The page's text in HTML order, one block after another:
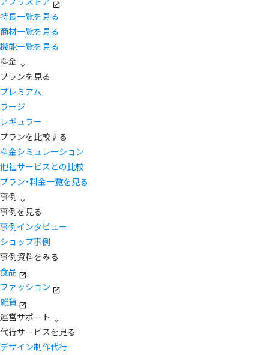
特長一覧を見る
商材一覧を見る
機能一覧を見る
料金
プランを見る
プレミアム
ラージ
レギュラー
プランを比較する
料金シミュレーション
他社サービスとの比較
プラン・料金一覧を見る
事例
事例を見る
事例インタビュー
ショップ事例
事例資料をみる
食品
ファッション
雑貨
運営サポート
代行サービスを見る
デザイン制作代行